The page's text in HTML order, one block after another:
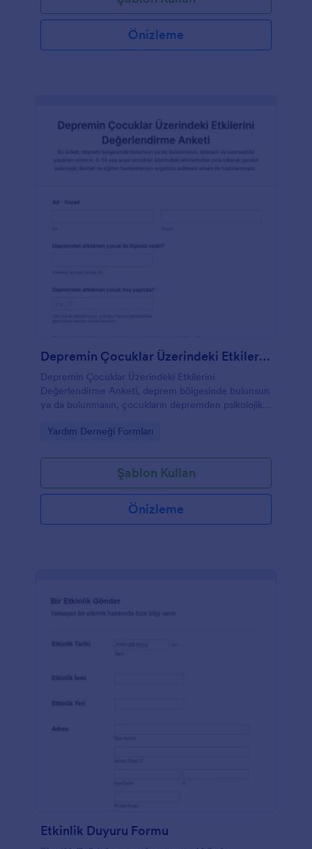
Önizleme
Depremin Çocuklar Üzerindeki Etkilerini Değerlendirme Anketi
Depremin Çocuklar Üzerindeki Etkilerini
Değerlendirme Anketi, deprem bölgesinde bulunsun
ya da bulunmasın, çocukların depremden psikolojik
gözlemlemeyi amaçlayan çevrimiçi bir formdur.
Go to Category:
Yardım Derneği Formları
Şablon Kullan
Önizleme
Etkinlik Duyuru Formu